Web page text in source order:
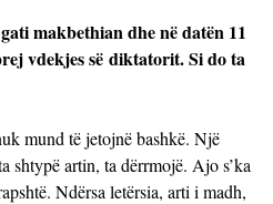
makbethian dhe në datën 11
vdekjes së diktatorit. Si do ta
mund të jetojnë bashkë. Një
shtypë artin, ta dërrmojë. Ajo s’ka
Ndërsa letërsia, arti i madh,